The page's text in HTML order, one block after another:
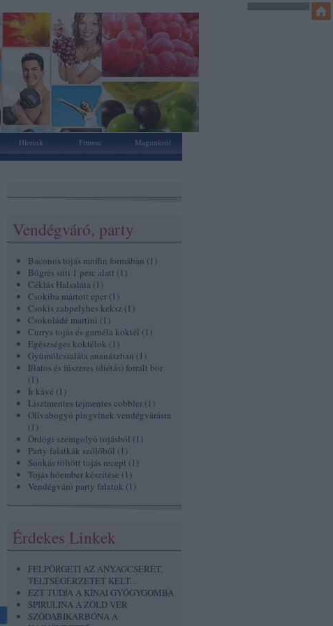
Híreink Fitnesz Magunkról
Vendégváró, party
Baconos tojás muffin formában (1 )
Bögrés süti 1 perc alatt (1 )
Céklás Halsaláta (1 )
Csokiba mártott eper (1 )
Csokis zabpelyhes keksz (1 )
Csokoládé martini (1 )
Currys tojás és garnéla koktél (1 )
Egészséges koktélok (1 )
Gyümölcssaláta ananászban (1 )
Illatos és fűszeres (diétás) forralt bor
(1 )
Ír kávé (1 )
Lisztmentes tejmentes cobbler (1 )
Olívabogyó pingvinek vendégvárásra
(1 )
Ördögi szemgolyó tojásból (1 )
Party falatkák szőlőből (1 )
Sonkás töltött tojás recept (1 )
Tojás hóember készítése (1 )
Vendégváró party falatok (1 )
Érdekes Linkek
FELPÖRGETI AZ ANYAGCSERÉT,
TELTSÉGÉRZETET KELT...
EZT TUDJA A KÍNAI GYÓGYGOMBA
SPIRULINA A ZÖLD VÉR
SZÓDABIKARBÓNA A